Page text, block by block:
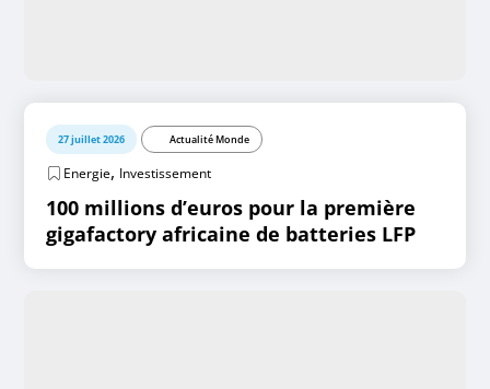
27 juillet 2026 Actualité Monde
Energie, Investissement
100 millions d’euros pour la première
gigafactory africaine de batteries LFP